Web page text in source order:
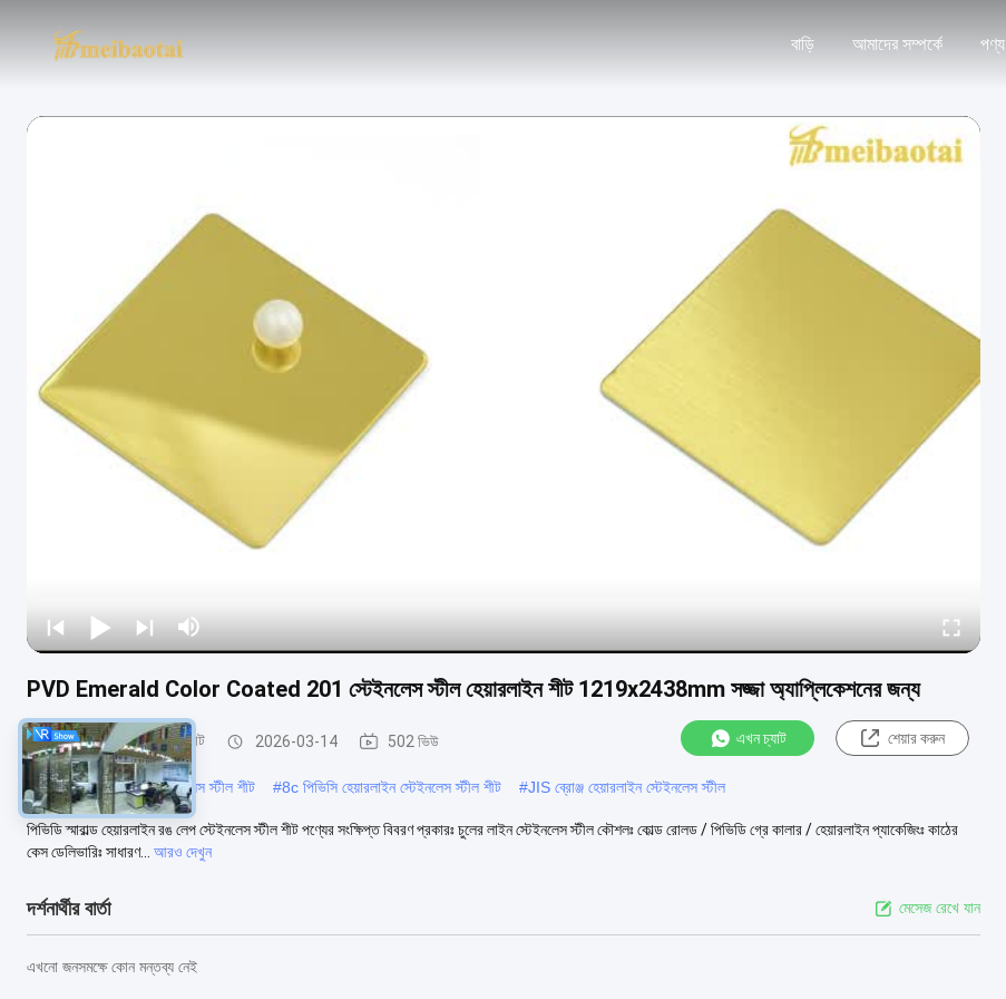
বাড়ি আমাদের সম্পর্কে পণ্য
PVD Emerald Color Coated 201 স্টেইনলেস স্টীল হেয়ারলাইন শীট 1219x2438mm সজ্জা অ্যাপ্লিকেশনের জন্য
হেয়ারলাইন স্টেইনলেস স্টীল শীট 2026-03-14 502 ভিউ এখন চ্যাট শেয়ার করুন
#0.55 মিমি হেয়ারলাইন স্টেইনলেস স্টীল শীট #8c পিভিসি হেয়ারলাইন স্টেইনলেস স্টীল শীট #JIS ব্রোঞ্জ হেয়ারলাইন স্টেইনলেস স্টীল
পিভিডি স্মারাল্ড হেয়ারলাইন রঙ লেপ স্টেইনলেস স্টীল শীট পণ্যের সংক্ষিপ্ত বিবরণ প্রকারঃ চুলের লাইন স্টেইনলেস স্টীল কৌশলঃ কোল্ড রোলড / পিভিডি গ্রে কালার / হেয়ারলাইন প্যাকেজিংঃ কাঠের
কেস ডেলিভারিঃ সাধারণ...
আরও দেখুন
দর্শনার্থীর বার্তা মেসেজ রেখে যান
এখনো জনসমক্ষে কোন মন্তব্য নেই